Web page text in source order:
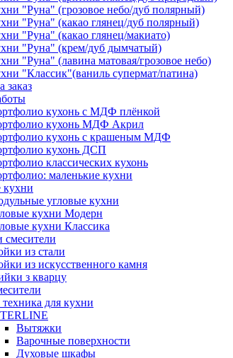
"Руна" (грозовое небо/дуб полярный)
"Руна" (какао глянец/дуб полярный)
"Руна" (какао глянец/макиато)
"Руна" (крем/дуб дымчатый)
"Руна" (лавина матовая/грозовое небо)
"Классик"(ваниль супермат/патина)
заказ
кухонь с МДФ плёнкой
кухонь МДФ Акрил
кухонь с крашеным МДФ
кухонь ДСП
классических кухонь
маленькие кухни
кухни
угловые кухни
кухни Модерн
кухни Классика
из стали
из искусственного камня
з кварцу
для кухни
Вытяжки
Варочные поверхности
Духовые шкафы